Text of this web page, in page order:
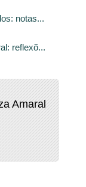
notas...
reflexõ...
Amaral